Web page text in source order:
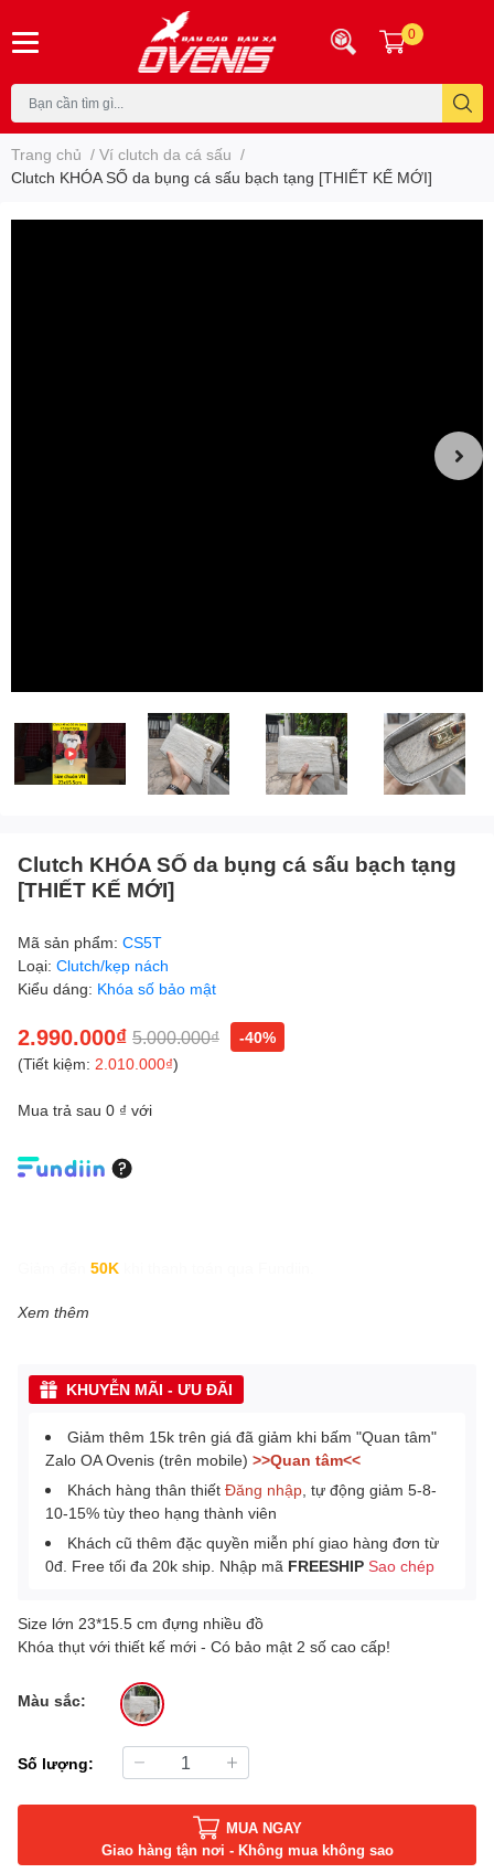
0
Trang chủ / Ví clutch da cá sấu /
Clutch KHÓA SỐ da bụng cá sấu bạch tạng [THIẾT KẾ MỚI]
Clutch KHÓA SỐ da bụng cá sấu bạch tạng
[THIẾT KẾ MỚI]
Mã sản phẩm: CS5T
Loại: Clutch/kẹp nách
Kiểu dáng: Khóa số bảo mật
2.990.000₫ 5.000.000₫
-40%
(Tiết kiệm: 2.010.000₫)
Mua trả sau 0 ₫ với
50K
Xem thêm
KHUYỄN MÃI - ƯU ĐÃI
Giảm thêm 15k trên giá đã giảm khi bấm "Quan tâm"
Zalo OA Ovenis (trên mobile) >>Quan tâm<<
Khách hàng thân thiết Đăng nhập , tự động giảm 5-8-
10-15% tùy theo hạng thành viên
Khách cũ thêm đặc quyền miễn phí giao hàng đơn từ
0đ. Free tối đa 20k ship. Nhập mã FREESHIP Sao chép
Size lớn 23*15.5 cm đựng nhiều đồ
Khóa thụt với thiết kế mới - Có bảo mật 2 số cao cấp!
Màu sắc:
Số lượng:
MUA NGAY
Giao hàng tận nơi - Không mua không sao